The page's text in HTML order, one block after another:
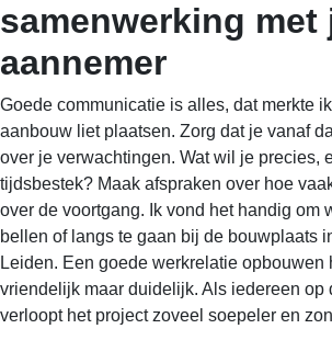
samenwerking met
aannemer
Goede communicatie is alles, dat merkte
aanbouw liet plaatsen. Zorg dat je vanaf
over je verwachtingen. Wat wil je precies,
tijdsbestek? Maak afspraken over hoe
over de voortgang. Ik vond het handig om
bellen of langs te gaan bij de bouwplaats
Leiden. Een goede werkrelatie opbouwen
vriendelijk maar duidelijk. Als iedereen op
verloopt het project zoveel soepeler en